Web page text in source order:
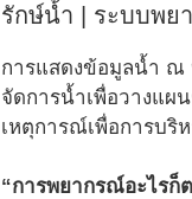
รักษ์น้ำ | ระบบพย
การแสดงข้อมูลน้ำ ณ
จัดการน้ำเพื่อวางแผ
เหตุการณ์เพื่อการบริ
“การพยากรณ์อะไรก็